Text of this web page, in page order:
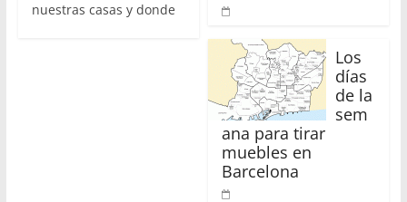
nuestras casas y donde
Los
días
de la
sem
ana para tirar
muebles en
Barcelona